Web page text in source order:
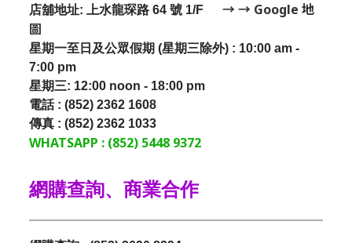
店舖地址: 上水龍琛路 64 號 1/F
→ → Google 地
圖
星期一至日及公眾假期 (星期三除外) : 10:00 am -
7:00 pm
星期三: 12:00 noon - 18:00 pm
電話 : (852) 2362 1608
傳真 : (852) 2362 1033
WHATSAPP : (852) 5448 9372
網購查詢、商業合作